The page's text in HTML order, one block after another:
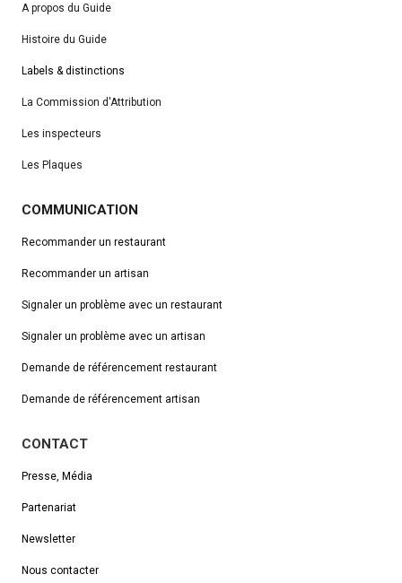
A propos du Guide
Histoire du Guide
Labels & distinctions
La Commission d'Attribution
Les inspecteurs
Les Plaques
COMMUNICATION
Recommander un restaurant
Recommander un artisan
Signaler un problème avec un restaurant
Signaler un problème avec un artisan
Demande de référencement restaurant
Demande de référencement artisan
CONTACT
Presse, Média
Partenariat
Newsletter
Nous contacter